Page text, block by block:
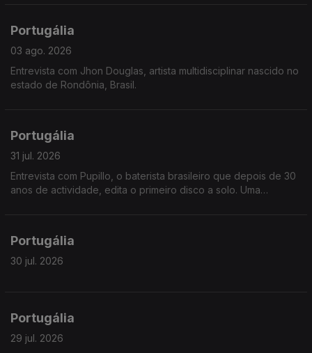
Portugália
03 ago. 2026
Entrevista com Jhon Douglas, artista multidisciplinar nascido no
estado de Rondônia, Brasil.
Portugália
31 jul. 2026
Entrevista com Pupillo, o baterista brasileiro que depois de 30
anos de actividade, edita o primeiro disco a solo. Uma
Portugália
30 jul. 2026
Portugália
29 jul. 2026